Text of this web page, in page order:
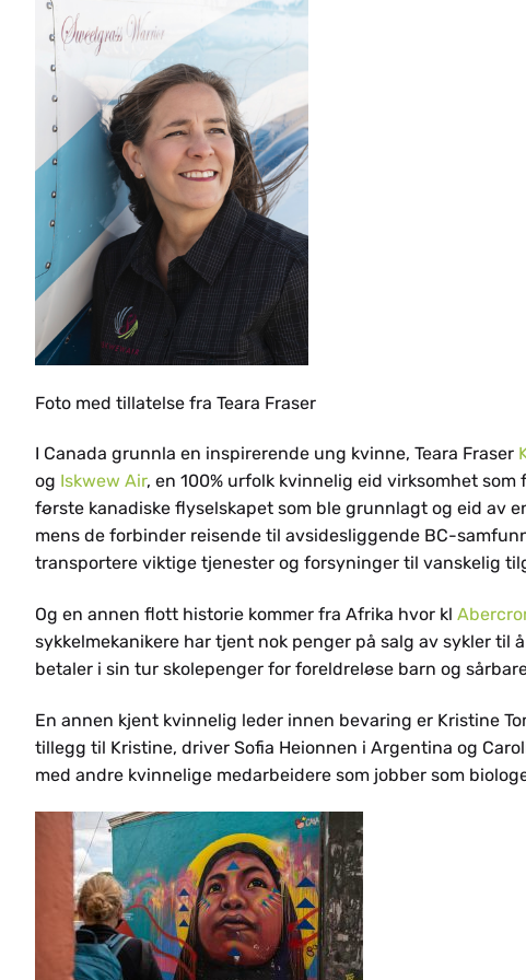
SR
SQ
ES
SV
Foto med tillatelse fra Teara Fraser
I Canada grunnla en inspirerende ung kvinne, Teara Fraser
og Iskwew Air, en 100% urfolk kvinnelig eid virksomhet
første kanadiske flyselskapet som ble grunnlagt og eid av
mens de forbinder reisende til avsidesliggende BC-
transportere viktige tjenester og forsyninger til vanskelig
Og en annen flott historie kommer fra Afrika hvor kl
sykkelmekanikere har tjent nok penger på salg av sykler til
betaler i sin tur skolepenger for foreldreløse barn og
En annen kjent kvinnelig leder innen bevaring er Kristine
tillegg til Kristine, driver Sofia Heionnen i Argentina og
med andre kvinnelige medarbeidere som jobber som